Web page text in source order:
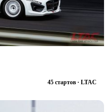
45 стартов · LTAC